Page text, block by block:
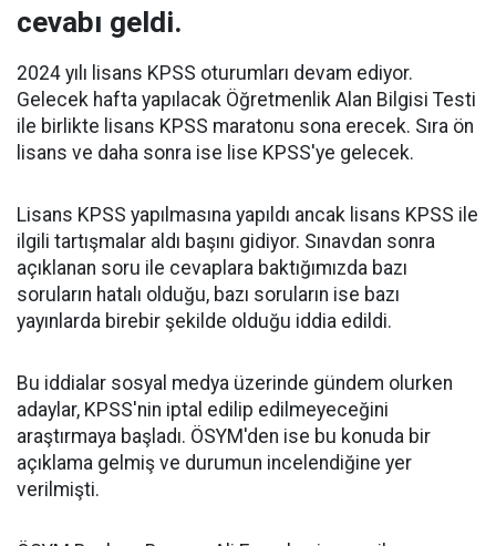
cevabı geldi.
2024 yılı lisans KPSS oturumları devam ediyor.
Gelecek hafta yapılacak Öğretmenlik Alan Bilgisi Testi
ile birlikte lisans KPSS maratonu sona erecek. Sıra ön
lisans ve daha sonra ise lise KPSS'ye gelecek.
Lisans KPSS yapılmasına yapıldı ancak lisans KPSS ile
ilgili tartışmalar aldı başını gidiyor. Sınavdan sonra
açıklanan soru ile cevaplara baktığımızda bazı
soruların hatalı olduğu, bazı soruların ise bazı
yayınlarda birebir şekilde olduğu iddia edildi.
Bu iddialar sosyal medya üzerinde gündem olurken
adaylar, KPSS'nin iptal edilip edilmeyeceğini
araştırmaya başladı. ÖSYM'den ise bu konuda bir
açıklama gelmiş ve durumun incelendiğine yer
verilmişti.